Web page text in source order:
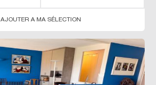
AJOUTER A MA SÉLECTION